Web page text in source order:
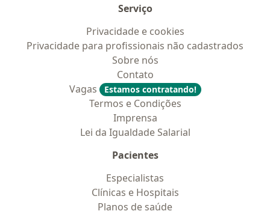
Serviço
Privacidade e cookies
Privacidade para profissionais não cadastrados
Sobre nós
Contato
Vagas
Estamos contratando!
Termos e Condições
Imprensa
Lei da Igualdade Salarial
Pacientes
Especialistas
Clínicas e Hospitais
Planos de saúde